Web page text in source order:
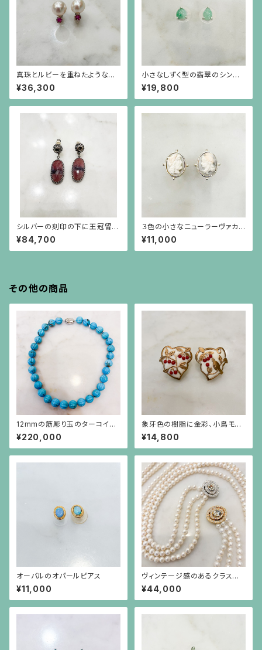
真珠とルビーを重ねたようなシ
ルバーイヤリング
¥36,300
小さなしずく型の翡翠のシンプ
ルなシルバー枠のピアス（シルバ
ーポスト）
¥19,800
シルバーの刻印の下に王冠留め
された褐色のサファイア（37ct）
が揺れるイヤリング
¥84,700
３色の小さなニューラーヴァカメ
オのシルバーピアス
¥11,000
その他の商品
12mmの筋彫り玉のターコイズ
のネックレス
¥220,000
象牙色の樹脂に金彩、小鳥モチ
ーフに赤珊瑚色の実のイヤリン
グ
¥14,800
オーバルのオパールピアス
¥11,000
ヴィンテージ感のあるクラスプ
のパール3連ネックレス
¥44,000